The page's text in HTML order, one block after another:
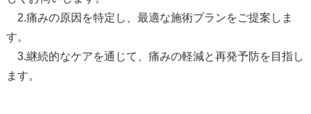
2.痛みの原因を特定し、最適な施術プランをご提案しま
す。
3.継続的なケアを通じて、痛みの軽減と再発予防を目指し
ます。